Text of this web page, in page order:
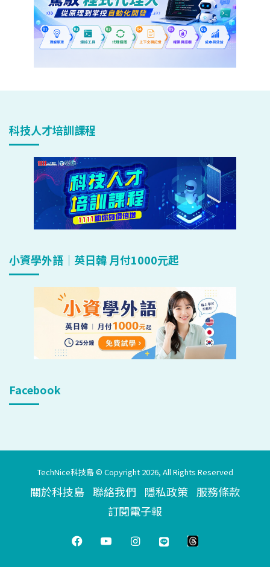
科技人才培訓課程
小資學外語｜英日韓 月付1000元起
Facebook
TechNice科技島 © Copyright 2026, All Rights Reserved
關於科技島 聯絡我們 隱私政策 服務條款
訂閱電子報